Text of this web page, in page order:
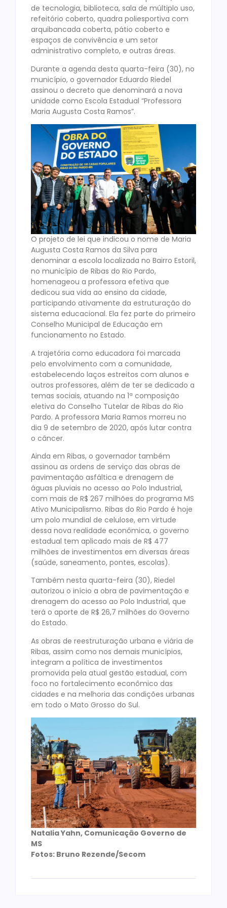
de tecnologia, biblioteca, sala de múltiplo uso,
refeitório coberto, quadra poliesportiva com
arquibancada coberta, pátio coberto e
espaços de convivência e um setor
administrativo completo, e outras áreas.
Durante a agenda desta quarta-feira (30), no
município, o governador Eduardo Riedel
assinou o decreto que denominará a nova
unidade como Escola Estadual “Professora
Maria Augusta Costa Ramos”.
O projeto de lei que indicou o nome de Maria
Augusta Costa Ramos da Silva para
denominar a escola localizada no Bairro Estoril,
no município de Ribas do Rio Pardo,
homenageou a professora efetiva que
dedicou sua vida ao ensino da cidade,
participando ativamente da estruturação do
sistema educacional. Ela fez parte do primeiro
Conselho Municipal de Educação em
funcionamento no Estado.
A trajetória como educadora foi marcada
pelo envolvimento com a comunidade,
estabelecendo laços estreitos com alunos e
outros professores, além de ter se dedicado a
temas sociais, atuando na 1ª composição
eletiva do Conselho Tutelar de Ribas do Rio
Pardo. A professora Maria Ramos morreu no
dia 9 de setembro de 2020, após lutar contra
o câncer.
Ainda em Ribas, o governador também
assinou as ordens de serviço das obras de
pavimentação asfáltica e drenagem de
águas pluviais no acesso ao Polo Industrial,
com mais de R$ 267 milhões do programa MS
Ativo Municipalismo. Ribas do Rio Pardo é hoje
um polo mundial de celulose, em virtude
dessa nova realidade econômica, o governo
estadual tem aplicado mais de R$ 477
milhões de investimentos em diversas áreas
(saúde, saneamento, pontes, escolas).
Também nesta quarta-feira (30), Riedel
autorizou o início a obra de pavimentação e
drenagem do acesso ao Polo Industrial, que
terá o aporte de R$ 26,7 milhões do Governo
do Estado.
As obras de reestruturação urbana e viária de
Ribas, assim como nos demais municípios,
integram a política de investimentos
promovida pela atual gestão estadual, com
foco no fortalecimento econômico das
cidades e na melhoria das condições urbanas
em todo o Mato Grosso do Sul.
Natalia Yahn, Comunicação Governo de
MS
Fotos: Bruno Rezende/Secom